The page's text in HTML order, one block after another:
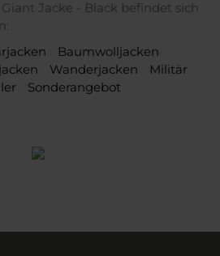
Jacke - Black befindet sich
Baumwolljacken
Wanderjacken
Militär
Sonderangebot